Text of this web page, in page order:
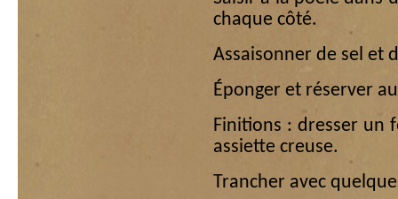
chaque côté.
Assaisonner de sel et
Éponger et réserver
Finitions : dresser un
assiette creuse.
Trancher avec